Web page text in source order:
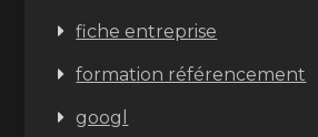
fiche entreprise
formation référencement
googl